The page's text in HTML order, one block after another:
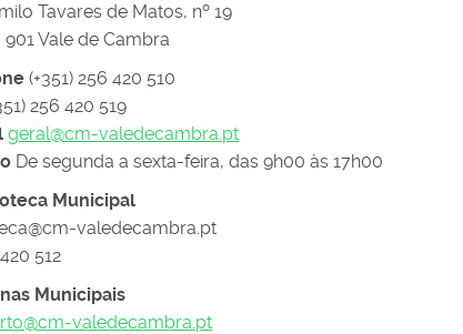
Tavares de Matos, nº 19
901 Vale de Cambra
(+351) 256 420 510
256 420 519
geral@cm-valedecambra.pt
De segunda a sexta-feira, das 9h00 às 17h00
Municipal
valedecambra.pt
512
Municipais
valedecambra.pt